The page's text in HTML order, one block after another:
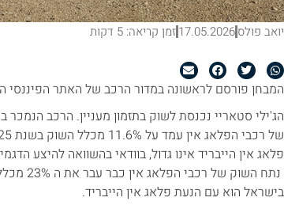
יואב פולס17.05.2026זמן קריאה: 5 דקות
המבחן פורסם לראשונה במדור הרכב של האתר הפיננסי
נתח
בישראל הוא עם הנעת פלאג אין הייבריד.